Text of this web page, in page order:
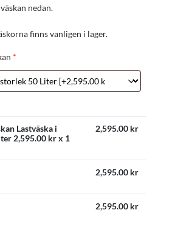
nedan.
finns vanligen i lager.
*
Lastväska i
2,595.00 kr x 1
2,595.00 kr
2,595.00 kr
2,595.00 kr